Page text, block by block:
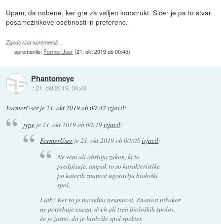
Upam, da nobene, ker gre za vsiljen konstrukt. Sicer je pa to stvar
posameznikove osebnosti in preferenc.
Zgodovina sprememb…
spremenilo: FormerUser(21. okt 2019 ob 00:45)
Phantomeye
::21. okt 2019, 00:48
FormerUserje21. okt 2019 ob 00:42 izjavil:
jypeje 21. okt 2019 ob 00:19izjavil:
FormerUserje21. okt 2019 ob 00:05izjavil:
Ne vem ali obstaja zakon, ki to
predpisuje, ampak to so karakteristike
po katerih znanost ugotavlja biološki
spol.
Link? Ker to je navadna neumnost. Znanost nikakor
ne potrebuje enega, dveh ali treh bioloških spolov,
če je jasno, da je biološki spol spekter.